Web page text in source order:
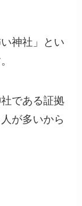
神社」とい
である証拠
が多いから